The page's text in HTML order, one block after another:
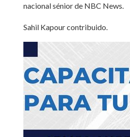
nacional sénior de NBC News.
Sahil Kapourcontribuido.